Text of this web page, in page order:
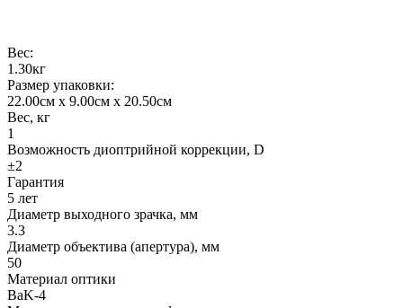
Вес:
1.30кг
Размер упаковки:
22.00см x 9.00см x 20.50см
Вес, кг
1
Возможность диоптрийной коррекции, D
±2
Гарантия
5 лет
Диаметр выходного зрачка, мм
3.3
Диаметр объектива (апертура), мм
50
Материал оптики
BaK-4